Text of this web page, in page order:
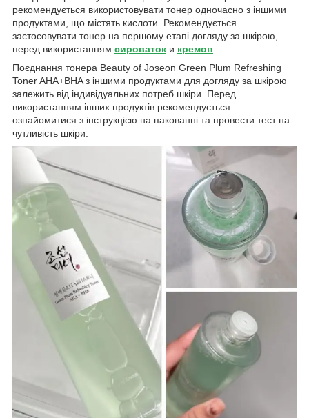
рекомендується використовувати тонер одночасно з іншими
продуктами, що містять кислоти. Рекомендується
застосовувати тонер на першому етапі догляду за шкірою,
перед використанням сироваток и кремов.
Поєднання тонера Beauty of Joseon Green Plum Refreshing
Toner AHA+BHA з іншими продуктами для догляду за шкірою
залежить від індивідуальних потреб шкіри. Перед
використанням інших продуктів рекомендується
ознайомитися з інструкцією на пакованні та провести тест на
чутливість шкіри.